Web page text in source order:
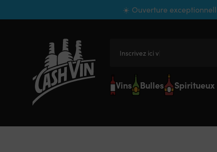
☀️ Ouverture
Inscrivez ici votre
Vins Bulles Spiritueux